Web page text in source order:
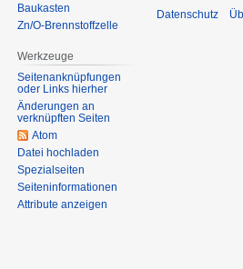
Baukasten
Zn/O-Brennstoffzelle
Werkzeuge
Seitenanknüpfungen
oder Links hierher
Änderungen an
verknüpften Seiten
Atom
Datei hochladen
Spezialseiten
Seiten­informationen
Attribute anzeigen
Datenschutz